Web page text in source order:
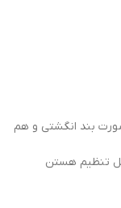
(که هم به صورت بند انگشتی و هم
تنظیم هستن